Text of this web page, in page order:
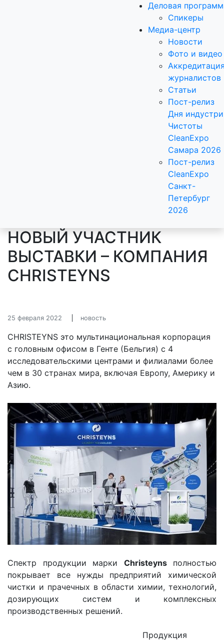
Деловая
Спикеры
Медиа-центр
Новости
Фото и видео
журналистов
Статьи
Пост-релиз
Дня
Чистоты
CleanExpo
Самара 2026
Пост-релиз
CleanExpo
Санкт-
Петербург
2026
НОВЫЙ УЧАСТНИК
ВЫСТАВКИ – КОМПАНИЯ
CHRISTEYNS
25 февраля 2022 новость
CHRISTEYNS это мультинациональная корпорация
с головным офисом в Генте (Бельгия) с 4
исследовательскими центрами и филиалами более
чем в 30 странах мира, включая Европу, Америку и
Азию.
Спектр продукции марки Christeynsполностью
покрывает все нужды предприятий химической
чистки и прачечных в области химии, технологий,
дозирующих систем и комплексных
производственных решений.
Продукция